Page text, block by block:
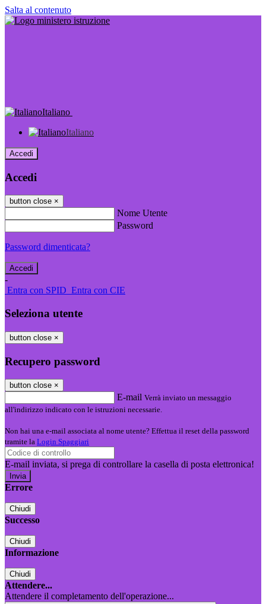
Salta al contenuto
Italiano
Italiano
Accedi
Accedi
button close ×
Nome Utente
Password
Password dimenticata?
-
Entra con SPID Entra con CIE
Seleziona utente
button close ×
Recupero password
button close ×
E-mail Verrà inviato un messaggio
all'indirizzo indicato con le istruzioni necessarie.
Non hai una e-mail associata al nome utente? Effettua il reset della password
tramite la Login Spaggiari
E-mail inviata, si prega di controllare la casella di posta elettronica!
Errore
Chiudi
Successo
Chiudi
Informazione
Chiudi
Attendere...
Attendere il completamento dell'operazione...